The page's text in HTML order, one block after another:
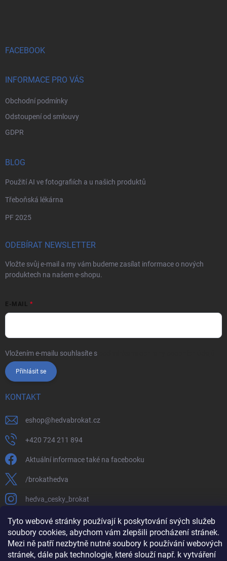
Tyto webové stránky používají k poskytování svých služeb
soubory cookies, abychom vám zlepšili procházení stránek.
Mezi ně patří nezbytně nutné soubory k používání webových
stránek, dále pak technologie, které slouží např. k vytváření
FACEBOOK
INFORMACE PRO VÁS
Obchodní podmínky
Odstoupení od smlouvy
GDPR
BLOG
Použití AI ve fotografiích a u našich produktů
Třeboňská lékárna
PF 2025
ODEBÍRAT NEWSLETTER
Vložte svůj e-mail a my vám budeme zasílat informace o nových
produktech na našem e-shopu.
E-MAIL
Vložením e-mailu souhlasíte s
Přihlásit se
KONTAKT
eshop@hedvabrokat.cz
+420 724 211 894
Aktuální informace také na facebooku
/brokathedva
hedva_cesky_brokat
https://www.youtube.com/channel/